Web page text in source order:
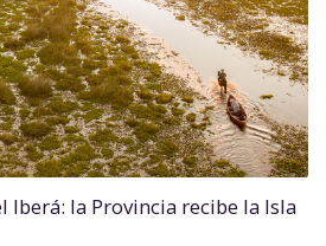
Iberá: la Provincia recibe la Isla